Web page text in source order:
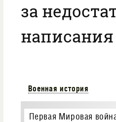
за
Военная история
Первая Мировая